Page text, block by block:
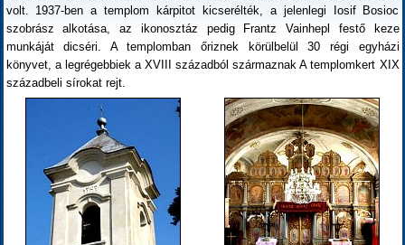
volt. 1937-ben a templom kárpitot kicserélték, a jelenlegi Iosif Bosioc
szobrász alkotása, az ikonosztáz pedig Frantz Vainhepl festő keze
munkáját dicséri. A templomban őriznek körülbelül 30 régi egyházi
könyvet, a legrégebbiek a XVIII századból származnak A templomkert XIX
századbeli sírokat rejt.